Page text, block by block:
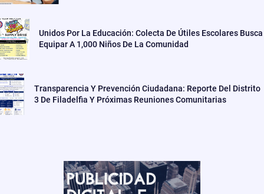
Unidos Por La Educación: Colecta De Útiles Escolares Busca
Equipar A 1,000 Niños De La Comunidad
Transparencia Y Prevención Ciudadana: Reporte Del Distrito
3 De Filadelfia Y Próximas Reuniones Comunitarias